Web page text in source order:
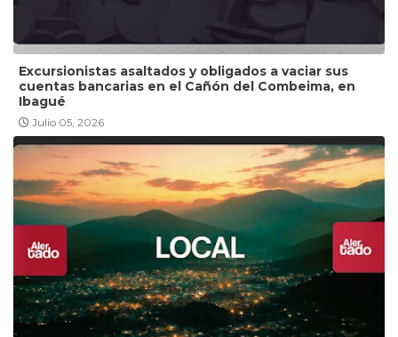
Excursionistas asaltados y obligados a vaciar sus
cuentas bancarias en el Cañón del Combeima, en
Ibagué
Julio 05, 2026